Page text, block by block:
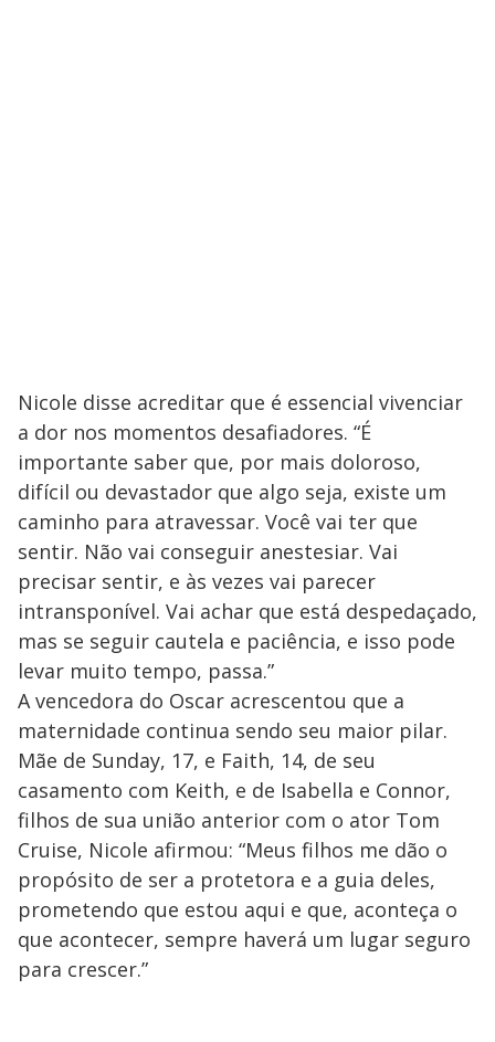
Nicole disse acreditar que é essencial vivenciar
a dor nos momentos desafiadores. “É
importante saber que, por mais doloroso,
difícil ou devastador que algo seja, existe um
caminho para atravessar. Você vai ter que
sentir. Não vai conseguir anestesiar. Vai
precisar sentir, e às vezes vai parecer
intransponível. Vai achar que está despedaçado,
mas se seguir cautela e paciência, e isso pode
levar muito tempo, passa.”
A vencedora do Oscar acrescentou que a
maternidade continua sendo seu maior pilar.
Mãe de Sunday, 17, e Faith, 14, de seu
casamento com Keith, e de Isabella e Connor,
filhos de sua união anterior com o ator Tom
Cruise, Nicole afirmou: “Meus filhos me dão o
propósito de ser a protetora e a guia deles,
prometendo que estou aqui e que, aconteça o
que acontecer, sempre haverá um lugar seguro
para crescer.”